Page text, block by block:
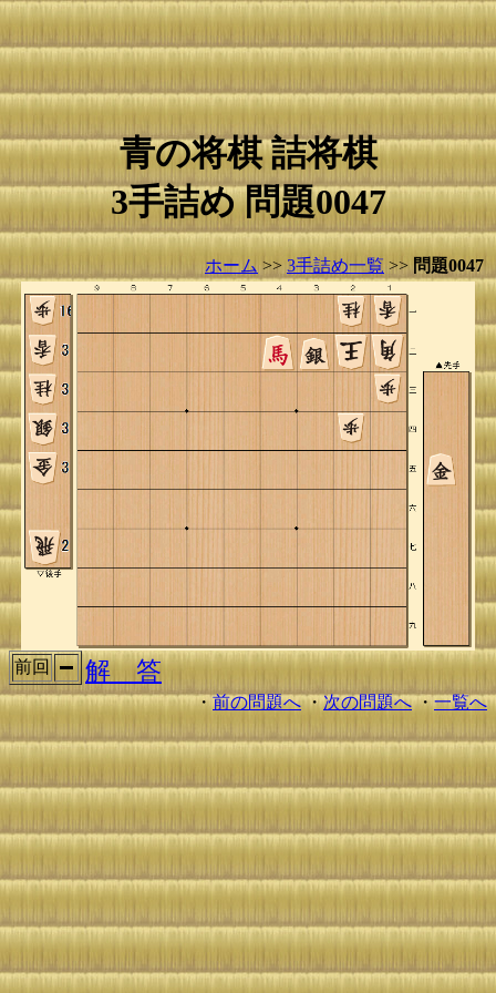
青の将棋 詰将棋
3手詰め 問題0047
ホーム >> 3手詰め一覧 >> 問題0047
前回 解 答
・前の問題へ・次の問題へ・一覧へ